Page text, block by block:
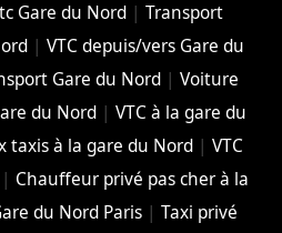
Gare du Nord| Transport
|VTC depuis/vers Gare du
Gare du Nord| Voiture
du Nord| VTC à la gare du
taxis à la gare du Nord| VTC
Chauffeur privé pas cher à la
du Nord Paris| Taxi privé